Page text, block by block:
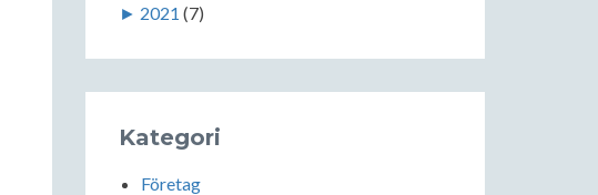
► 2021 (7)
Kategori
Företag